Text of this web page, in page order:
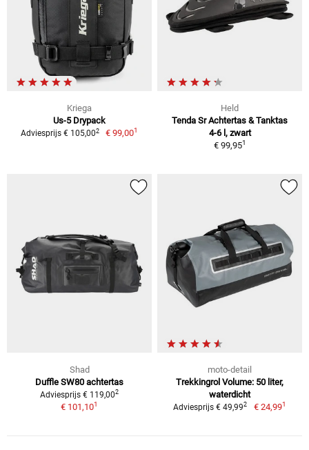
Kriega
Us-5 Drypack
Adviesprijs € 105,002 € 99,001
Held
Tenda Sr Achtertas & Tanktas
4-6 l, zwart
€ 99,951
Shad
Duffle SW80 achtertas
Adviesprijs € 119,002
€ 101,101
moto-detail
Trekkingrol Volume: 50 liter,
waterdicht
Adviesprijs € 49,992 € 24,991